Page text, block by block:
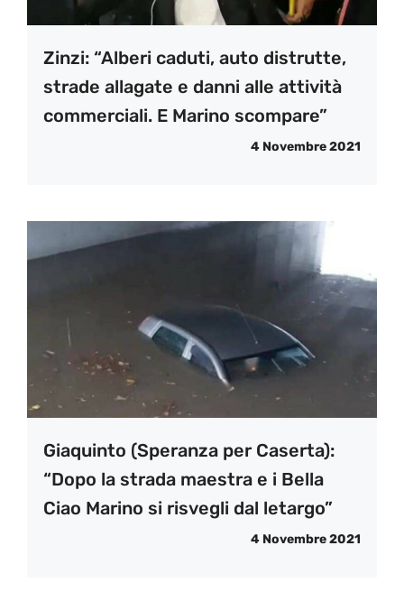
Zinzi: “Alberi caduti, auto distrutte,
strade allagate e danni alle attività
commerciali. E Marino scompare”
4 Novembre 2021
Giaquinto (Speranza per Caserta):
“Dopo la strada maestra e i Bella
Ciao Marino si risvegli dal letargo”
4 Novembre 2021